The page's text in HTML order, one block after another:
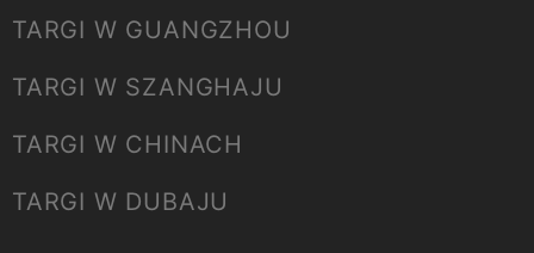
TARGI W GUANGZHOU
TARGI W SZANGHAJU
TARGI W CHINACH
TARGI W DUBAJU